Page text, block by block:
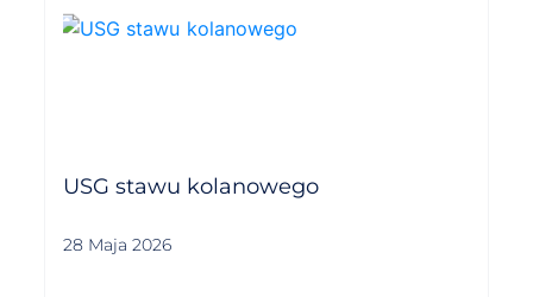
USG stawu kolanowego
28 Maja 2026